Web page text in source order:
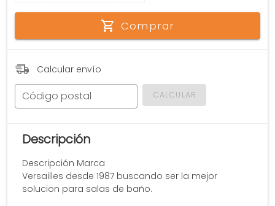
Comprar
Calcular envío
Código postal CALCULAR
Descripción
Descripción Marca
Versailles desde 1987 buscando ser la mejor
solucion para salas de baño.